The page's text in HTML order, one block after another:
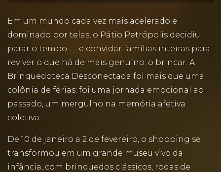
Em um mundo cada vez mais acelerado e
dominado por telas, o Pátio Petrópolis decidiu
parar o tempo — e convidar famílias inteiras para
reviver o que há de mais genuíno: o brincar. A
Brinquedoteca Desconectada foi mais que uma
colônia de férias: foi uma jornada emocional ao
passado, um mergulho na memória afetiva
coletiva.
De 10 de janeiro a 2 de fevereiro, o shopping se
transformou em um grande museu vivo da
infância, com brinquedos clássicos, rodas de